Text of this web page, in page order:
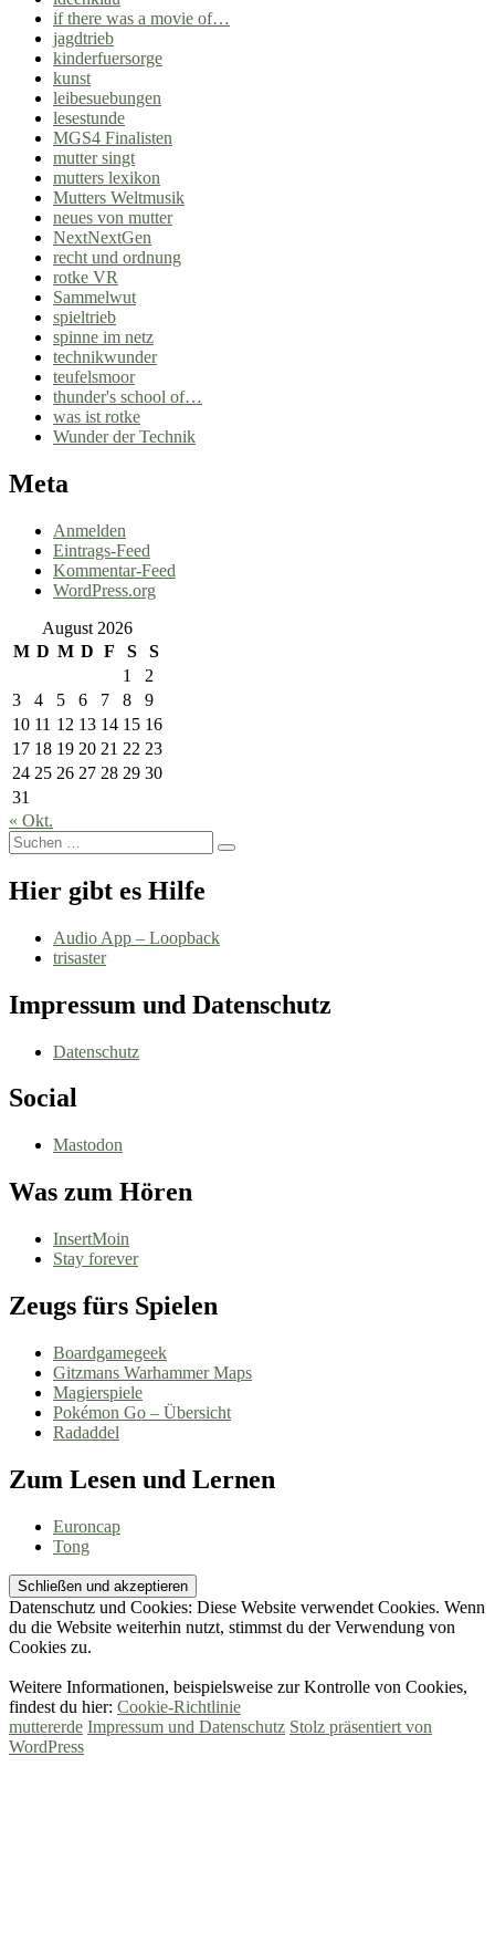
if there was a movie of…
jagdtrieb
kinderfuersorge
kunst
leibesuebungen
lesestunde
MGS4 Finalisten
mutter singt
mutters lexikon
Mutters Weltmusik
neues von mutter
NextNextGen
recht und ordnung
rotke VR
Sammelwut
spieltrieb
spinne im netz
technikwunder
teufelsmoor
thunder's school of…
was ist rotke
Wunder der Technik
Meta
Anmelden
Eintrags-Feed
Kommentar-Feed
WordPress.org
August 2026
M D M D F S
S
1
2
3
4 5 6 7 8
9
10 11 12 13 14 15 16
17 18 19 20 21 22 23
24 25 26 27 28 29 30
31
« Okt.
Suchen
nach:
Suchen
Hier gibt es Hilfe
Audio App – Loopback
trisaster
Impressum und Datenschutz
Datenschutz
Social
Mastodon
Was zum Hören
InsertMoin
Stay forever
Zeugs fürs Spielen
Boardgamegeek
Gitzmans Warhammer Maps
Magierspiele
Pokémon Go – Übersicht
Radaddel
Zum Lesen und Lernen
Euroncap
Tong
Datenschutz und Cookies: Diese Website verwendet Cookies. Wenn
du die Website weiterhin nutzt, stimmst du der Verwendung von
Cookies zu.
Weitere Informationen, beispielsweise zur Kontrolle von Cookies,
findest du hier: Cookie-Richtlinie
muttererde Impressum und Datenschutz Stolz präsentiert von
WordPress